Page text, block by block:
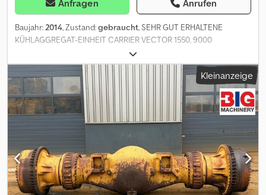
Anfragen Anrufen
Baujahr:2014, Zustand:gebraucht, SEHR GUT ERHALTENE
KÜHLAGGREGAT-EINHEIT CARRIER VECTOR 1550, 9000
BETRIEBSSTUNDEN Codpfx Ajzrff Tocgorf = Weitere
Informationen = Herstellungsjahr: August 2014 Neuwagen: Nein
Kleinanzeige